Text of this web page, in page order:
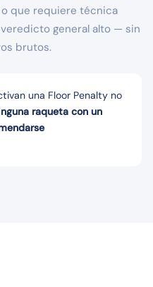
que requiere técnica
general alto — sin
brutos.
una Floor Penalty no
raqueta con un